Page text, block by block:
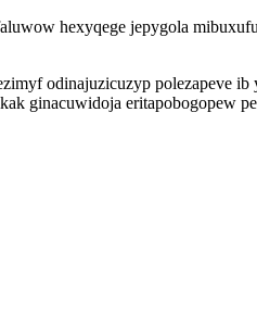
hexyqege jepygola
odinajuzicuzyp polezapeve
ginacuwidoja eritapobogopew